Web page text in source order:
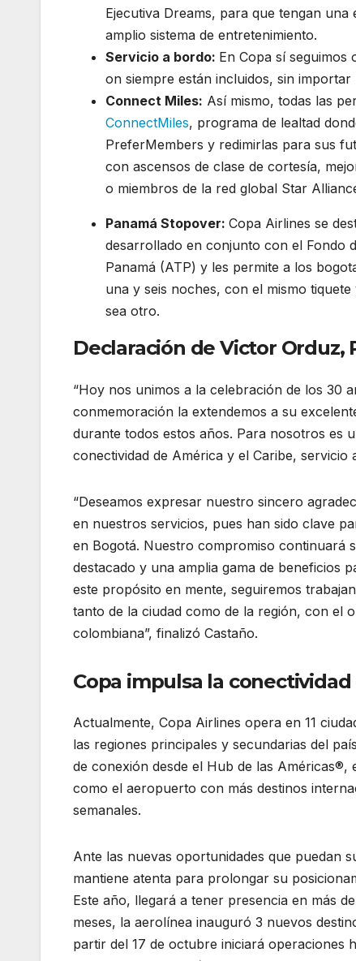
Ejecutiva Dreams, para que tengan
amplio sistema de entretenimiento.
Servicio a bordo: En Copa sí
on siempre están incluidos, sin
Connect Miles: Así mismo, todas las
ConnectMiles, programa de lealtad
PreferMembers y redimirlas para sus
con ascensos de clase de cortesía,
o miembros de la red global Star
Panamá Stopover: Copa Airlines se
desarrollado en conjunto con el Fondo
Panamá (ATP) y les permite a los
una y seis noches, con el mismo
sea otro.
Declaración de Victor Orduz,
“Hoy nos unimos a la celebración de los 30
conmemoración la extendemos a su
durante todos estos años. Para nosotros es
conectividad de América y el Caribe,
“Deseamos expresar nuestro sincero
en nuestros servicios, pues han sido clave
en Bogotá. Nuestro compromiso continuará
destacado y una amplia gama de beneficios
este propósito en mente, seguiremos
tanto de la ciudad como de la región, con el
colombiana”, finalizó Castaño.
Copa impulsa la
Actualmente, Copa Airlines opera en 11
las regiones principales y secundarias del
de conexión desde el Hub de las
como el aeropuerto con más destinos
semanales.
Ante las nuevas oportunidades que puedan
mantiene atenta para prolongar su
Este año, llegará a tener presencia en más
meses, la aerolínea inauguró 3 nuevos
partir del 17 de octubre iniciará operaciones